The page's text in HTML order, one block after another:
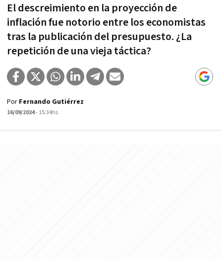
El descreimiento en la proyección de
inflación fue notorio entre los economistas
tras la publicación del presupuesto. ¿La
repetición de una vieja táctica?
Por Fernando Gutiérrez
16/09/2024- 15:34hs